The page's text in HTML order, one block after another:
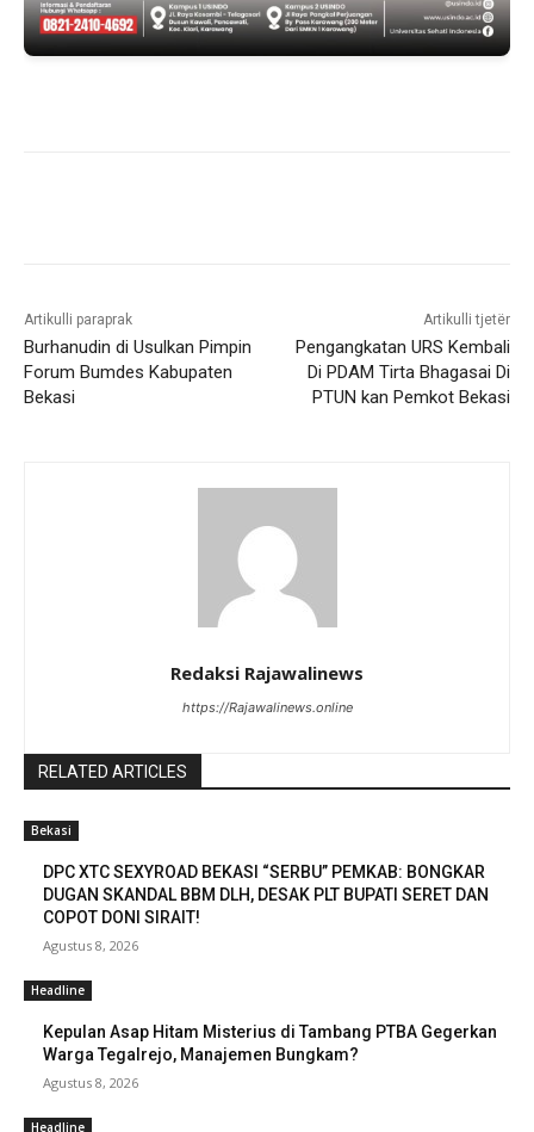
Artikulli paraprak
Burhanudin di Usulkan Pimpin
Forum Bumdes Kabupaten
Bekasi
Artikulli tjetër
Pengangkatan URS Kembali
Di PDAM Tirta Bhagasai Di
PTUN kan Pemkot Bekasi
Redaksi Rajawalinews
https://Rajawalinews.online
RELATED ARTICLES
Bekasi
DPC XTC SEXYROAD BEKASI “SERBU” PEMKAB: BONGKAR
DUGAN SKANDAL BBM DLH, DESAK PLT BUPATI SERET DAN
COPOT DONI SIRAIT!
Agustus 8, 2026
Headline
Kepulan Asap Hitam Misterius di Tambang PTBA Gegerkan
Warga Tegalrejo, Manajemen Bungkam?
Agustus 8, 2026
Headline